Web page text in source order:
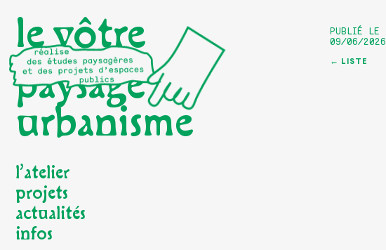
le vôtre
paysage
urbanisme
l’atelier
projets
actualités
infos
PUBLIÉ LE
09/06/2026
← LISTE